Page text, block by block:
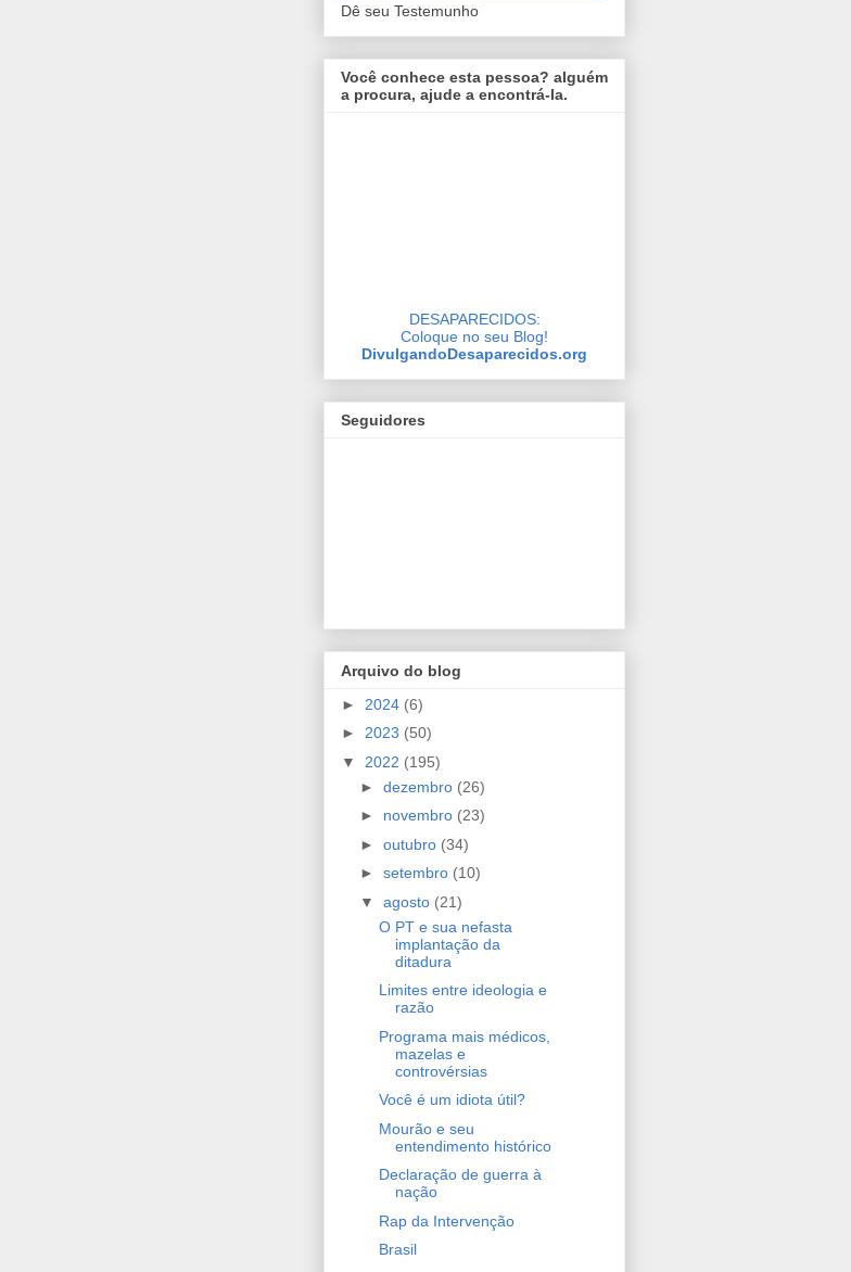
Dê seu Testemunho
Você conhece esta pessoa? alguém
a procura, ajude a encontrá-la.
DESAPARECIDOS:
Coloque no seu Blog!
DivulgandoDesaparecidos.org
Seguidores
Arquivo do blog
► 2024 (6)
► 2023 (50)
▼ 2022 (195)
► dezembro (26)
► novembro (23)
► outubro (34)
► setembro (10)
▼ agosto (21)
O PT e sua nefasta
implantação da
ditadura
Limites entre ideologia e
razão
Programa mais médicos,
mazelas e
controvérsias
Você é um idiota útil?
Mourão e seu
entendimento histórico
Declaração de guerra à
nação
Rap da Intervenção
Brasil